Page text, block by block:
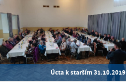
Úcta k starším 31.10.2019